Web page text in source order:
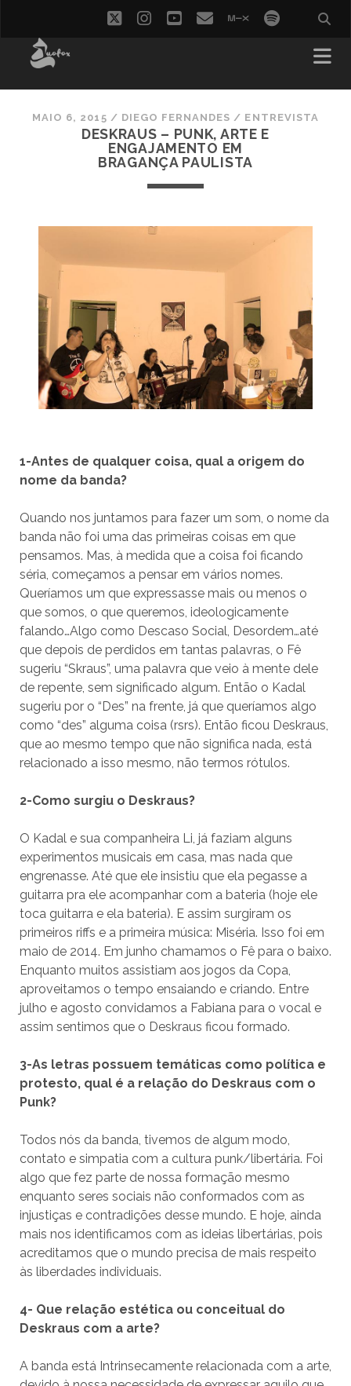
twitterinstagram
youtube
emailmixcloud
spotify
MAIO 6, 2015 / DIEGO FERNANDES / ENTREVISTA
DESKRAUS – PUNK, ARTE E
ENGAJAMENTO EM
BRAGANÇA PAULISTA
1-Antes de qualquer coisa, qual a origem do
nome da banda?
Quando nos juntamos para fazer um som, o nome da
banda não foi uma das primeiras coisas em que
pensamos. Mas, à medida que a coisa foi ficando
séria, começamos a pensar em vários nomes.
Queríamos um que expressasse mais ou menos o
que somos, o que queremos, ideologicamente
falando…Algo como Descaso Social, Desordem…até
que depois de perdidos em tantas palavras, o Fê
sugeriu “Skraus”, uma palavra que veio à mente dele
de repente, sem significado algum. Então o Kadal
sugeriu por o “Des” na frente, já que queríamos algo
como “des” alguma coisa (rsrs). Então ficou Deskraus,
que ao mesmo tempo que não significa nada, está
relacionado a isso mesmo, não termos rótulos.
2-Como surgiu o Deskraus?
O Kadal e sua companheira Li, já faziam alguns
experimentos musicais em casa, mas nada que
engrenasse. Até que ele insistiu que ela pegasse a
guitarra pra ele acompanhar com a bateria (hoje ele
toca guitarra e ela bateria). E assim surgiram os
primeiros riffs e a primeira música: Miséria. Isso foi em
maio de 2014. Em junho chamamos o Fê para o baixo.
Enquanto muitos assistiam aos jogos da Copa,
aproveitamos o tempo ensaiando e criando. Entre
julho e agosto convidamos a Fabiana para o vocal e
assim sentimos que o Deskraus ficou formado.
3-As letras possuem temáticas como política e
protesto, qual é a relação do Deskraus com o
Punk?
Todos nós da banda, tivemos de algum modo,
contato e simpatia com a cultura punk/libertária. Foi
algo que fez parte de nossa formação mesmo
enquanto seres sociais não conformados com as
injustiças e contradições desse mundo. E hoje, ainda
mais nos identificamos com as ideias libertárias, pois
acreditamos que o mundo precisa de mais respeito
às liberdades individuais.
4- Que relação estética ou conceitual do
Deskraus com a arte?
A banda está Intrinsecamente relacionada com a arte,